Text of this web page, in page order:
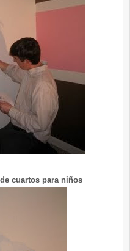
cuartos para niños